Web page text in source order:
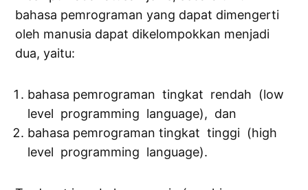
bahasa pemrograman yang dapat dimengerti
oleh manusia dapat dikelompokkan menjadi
dua, yaitu:
bahasa pemrograman tingkat rendah (low
level programming language), dan
bahasa pemrograman tingkat tinggi (high
level programming language).